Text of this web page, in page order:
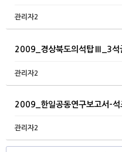
관리자2
2009_경상북도의석탑Ⅲ_3
관리자2
2009_한일공동연구보고서-
관리자2